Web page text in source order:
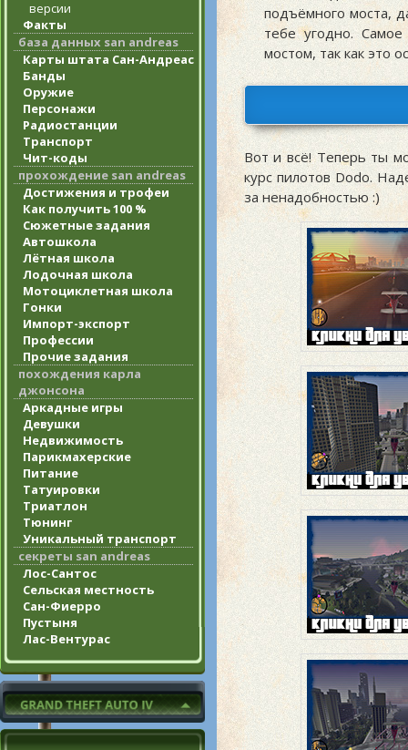
версии
Факты
база данных san andreas
Карты штата Сан-Андреас
Банды
Оружие
Персонажи
Радиостанции
Транспорт
Чит-коды
прохождение san andreas
Достижения и трофеи
Как получить 100 %
Сюжетные задания
Автошкола
Лётная школа
Лодочная школа
Мотоциклетная школа
Гонки
Импорт-экспорт
Профессии
Прочие задания
похождения карла
джонсона
Аркадные игры
Девушки
Недвижимость
Парикмахерские
Питание
Татуировки
Триатлон
Тюнинг
Уникальный транспорт
секреты san andreas
Лос-Сантос
Сельская местность
Сан-Фиерро
Пустыня
Лас-Вентурас
подъёмного моста,
тебе угодно.
мостом, так как это
Вот и всё! Теперь ты
курс пилотов Dodo.
за ненадобностью :)